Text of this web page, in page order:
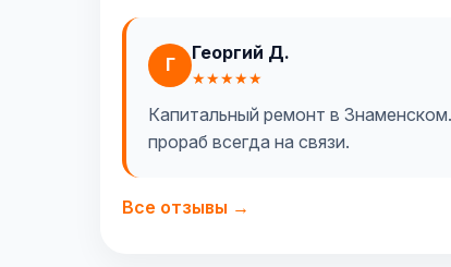
Г
Георгий Д.
★★★★★
Капитальный ремонт в
прораб всегда на связи.
Все отзывы →